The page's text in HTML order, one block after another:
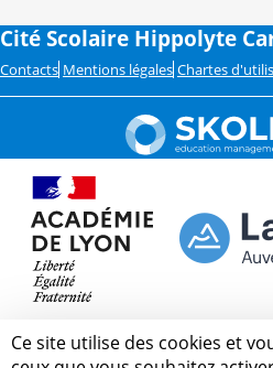
Cité Scolaire Hippolyte
Contacts Mentions légales Chartes
Ce site utilise des cookies et